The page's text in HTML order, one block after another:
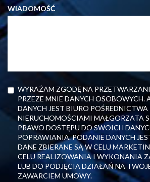
WIADOMOŚĆ
WYRAŻAM ZGODĘ NA
PRZEZE MNIE DANYCH OSOBOWYCH.
DANYCH JEST BIURO POŚREDNICTWA
NIERUCHOMOŚCIAMI MAŁGORZATA
PRAWO DOSTĘPU DO SWOICH
POPRAWIANIA. PODANIE DANYCH
DANE ZBIERANE SĄ W CELU
CELU REALIZOWANIA I WYKONANIA
LUB DO PODJĘCIA DZIAŁAŃ NA
ZAWARCIEM UMOWY.